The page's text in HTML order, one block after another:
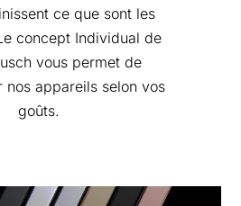
ce que sont les
concept Individual de
vous permet de
nos appareils selon vos
goûts.